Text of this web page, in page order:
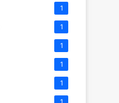
1
1
1
1
1